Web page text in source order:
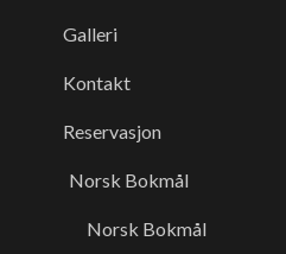
Galleri
Kontakt
Reservasjon
Norsk Bokmål
Norsk Bokmål